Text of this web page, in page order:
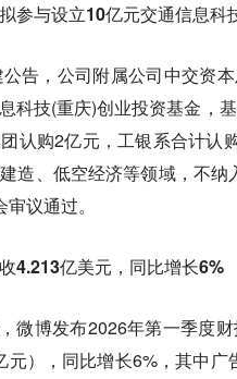
参与设立10亿元交通信息科
告，公司附属公司中交资
科技(重庆)创业投资基金，
认购2亿元，工银系合计认
造、低空经济等领域，不
议通过。
4.213亿美元，同比增长6%
微博发布2026年第一季度
元），同比增长6%，其中